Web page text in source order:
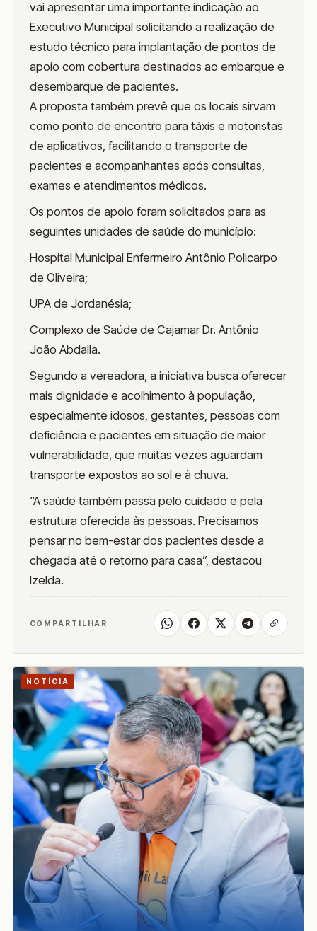
vai apresentar uma importante indicação ao
Executivo Municipal solicitando a realização de
estudo técnico para implantação de pontos de
apoio com cobertura destinados ao embarque e
desembarque de pacientes.
A proposta também prevê que os locais sirvam
como ponto de encontro para táxis e motoristas
de aplicativos, facilitando o transporte de
pacientes e acompanhantes após consultas,
exames e atendimentos médicos.
Os pontos de apoio foram solicitados para as
seguintes unidades de saúde do município:
Hospital Municipal Enfermeiro Antônio Policarpo
de Oliveira;
UPA de Jordanésia;
Complexo de Saúde de Cajamar Dr. Antônio
João Abdalla.
Segundo a vereadora, a iniciativa busca oferecer
mais dignidade e acolhimento à população,
especialmente idosos, gestantes, pessoas com
deficiência e pacientes em situação de maior
vulnerabilidade, que muitas vezes aguardam
transporte expostos ao sol e à chuva.
“A saúde também passa pelo cuidado e pela
estrutura oferecida às pessoas. Precisamos
pensar no bem-estar dos pacientes desde a
chegada até o retorno para casa”, destacou
Izelda.
COMPARTILHAR
NOTÍCIA